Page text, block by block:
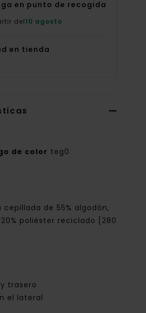
en punto de recogida
del10 agosto
en tienda
de color teg0
de 55% algodón,
20% poliéster reciclado [280
trasero
el lateral